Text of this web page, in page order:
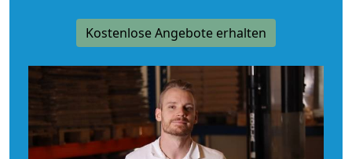
Kostenlose Angebote erhalten